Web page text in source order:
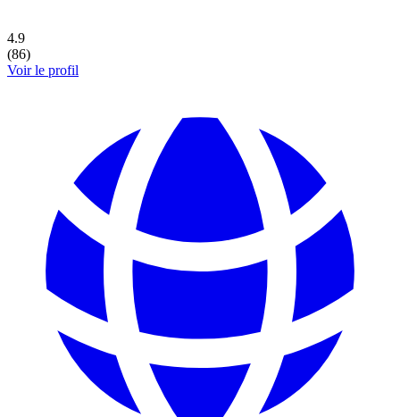
4.9
(86)
Voir le profil